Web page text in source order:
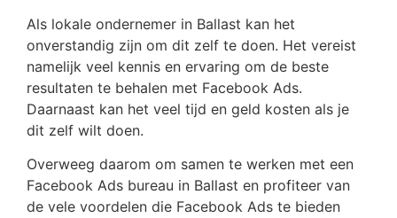
Als lokale ondernemer in Ballast kan het
onverstandig zijn om dit zelf te doen. Het vereist
namelijk veel kennis en ervaring om de beste
resultaten te behalen met Facebook Ads.
Daarnaast kan het veel tijd en geld kosten als je
dit zelf wilt doen.
Overweeg daarom om samen te werken met een
Facebook Ads bureau in Ballast en profiteer van
de vele voordelen die Facebook Ads te bieden